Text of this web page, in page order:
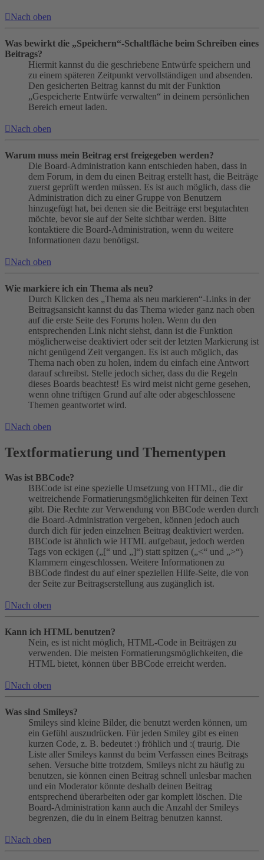
Nach oben
Was bewirkt die „Speichern“-Schaltfläche beim Schreiben eines
Beitrags?
Hiermit kannst du die geschriebene Entwürfe speichern und
zu einem späteren Zeitpunkt vervollständigen und absenden.
Den gesicherten Beitrag kannst du mit der Funktion
„Gespeicherte Entwürfe verwalten“ in deinem persönlichen
Bereich erneut laden.
Nach oben
Warum muss mein Beitrag erst freigegeben werden?
Die Board-Administration kann entschieden haben, dass in
dem Forum, in dem du einen Beitrag erstellt hast, die Beiträge
zuerst geprüft werden müssen. Es ist auch möglich, dass die
Administration dich zu einer Gruppe von Benutzern
hinzugefügt hat, bei denen sie die Beiträge erst begutachten
möchte, bevor sie auf der Seite sichtbar werden. Bitte
kontaktiere die Board-Administration, wenn du weitere
Informationen dazu benötigst.
Nach oben
Wie markiere ich ein Thema als neu?
Durch Klicken des „Thema als neu markieren“-Links in der
Beitragsansicht kannst du das Thema wieder ganz nach oben
auf die erste Seite des Forums holen. Wenn du den
entsprechenden Link nicht siehst, dann ist die Funktion
möglicherweise deaktiviert oder seit der letzten Markierung ist
nicht genügend Zeit vergangen. Es ist auch möglich, das
Thema nach oben zu holen, indem du einfach eine Antwort
darauf schreibst. Stelle jedoch sicher, dass du die Regeln
dieses Boards beachtest! Es wird meist nicht gerne gesehen,
wenn ohne triftigen Grund auf alte oder abgeschlossene
Themen geantwortet wird.
Nach oben
Textformatierung und Thementypen
Was ist BBCode?
BBCode ist eine spezielle Umsetzung von HTML, die dir
weitreichende Formatierungsmöglichkeiten für deinen Text
gibt. Die Rechte zur Verwendung von BBCode werden durch
die Board-Administration vergeben, können jedoch auch
durch dich für jeden einzelnen Beitrag deaktiviert werden.
BBCode ist ähnlich wie HTML aufgebaut, jedoch werden
Tags von eckigen („[“ und „]“) statt spitzen („<“ und „>“)
Klammern eingeschlossen. Weitere Informationen zu
BBCode findest du auf einer speziellen Hilfe-Seite, die von
der Seite zur Beitragserstellung aus zugänglich ist.
Nach oben
Kann ich HTML benutzen?
Nein, es ist nicht möglich, HTML-Code in Beiträgen zu
verwenden. Die meisten Formatierungsmöglichkeiten, die
HTML bietet, können über BBCode erreicht werden.
Nach oben
Was sind Smileys?
Smileys sind kleine Bilder, die benutzt werden können, um
ein Gefühl auszudrücken. Für jeden Smiley gibt es einen
kurzen Code, z. B. bedeutet :) fröhlich und :( traurig. Die
Liste aller Smileys kannst du beim Verfassen eines Beitrags
sehen. Versuche bitte trotzdem, Smileys nicht zu häufig zu
benutzen, sie können einen Beitrag schnell unlesbar machen
und ein Moderator könnte deshalb deinen Beitrag
entsprechend überarbeiten oder gar komplett löschen. Die
Board-Administration kann auch die Anzahl der Smileys
begrenzen, die du in einem Beitrag benutzen kannst.
Nach oben